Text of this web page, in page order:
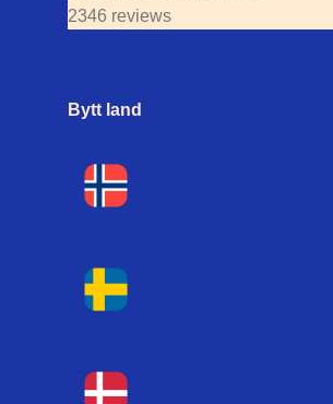
2346 reviews
Bytt land